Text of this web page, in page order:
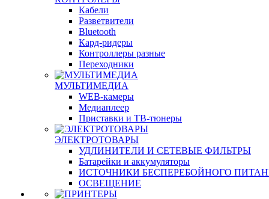
Кабели
Разветвители
Bluetooth
Кард-ридеры
Контроллеры разные
Переходники
МУЛЬТИМЕДИА
WEB-камеры
Медиаплеер
Приставки и ТВ-тюнеры
ЭЛЕКТРОТОВАРЫ
УДЛИНИТЕЛИ И СЕТЕВЫЕ ФИЛЬТРЫ
Батарейки и аккумуляторы
ИСТОЧНИКИ БЕСПЕРЕБОЙНОГО
ОСВЕЩЕНИЕ